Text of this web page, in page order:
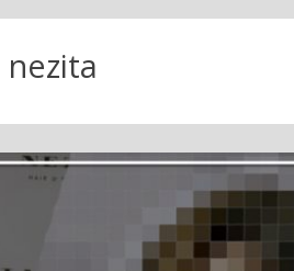
nezita